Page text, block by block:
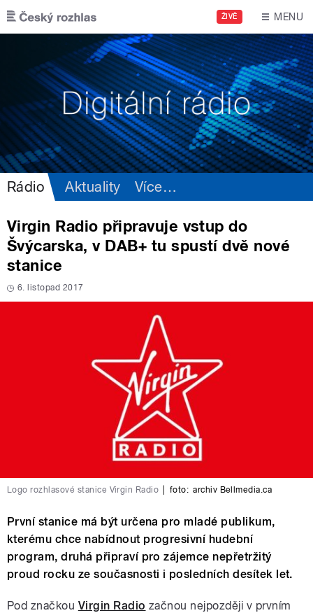
Přejít k hlavnímu obsahu
ŽIVĚ MENU
Rádio Aktuality Více…
Virgin Radio připravuje vstup do
Švýcarska, v DAB+ tu spustí dvě nové
stanice
6. listopad 2017
Logo rozhlasové stanice Virgin Radio foto: archiv Bellmedia.ca
První stanice má být určena pro mladé publikum,
kterému chce nabídnout progresivní hudební
program, druhá připraví pro zájemce nepřetržitý
proud rocku ze současnosti i posledních desítek let.
Pod značkou Virgin Radio začnou nejpozději v prvním